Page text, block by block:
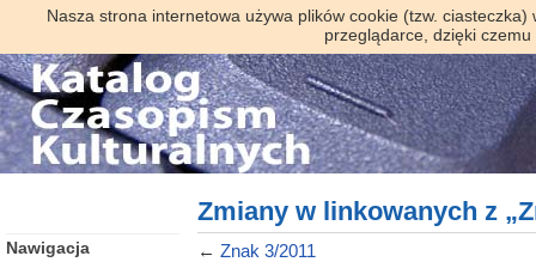
Nasza strona internetowa używa plików cookie (tzw.
przeglądarce, dzięki
Zmiany w linkowanych z
← Znak 3/2011
Nawigacja